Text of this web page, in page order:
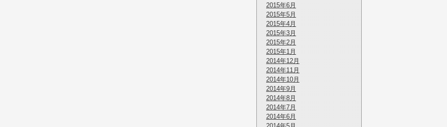
2015年6月
2015年5月
2015年4月
2015年3月
2015年2月
2015年1月
2014年12月
2014年11月
2014年10月
2014年9月
2014年8月
2014年7月
2014年6月